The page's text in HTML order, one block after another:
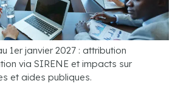
1er janvier 2027 : attribution
via SIRENE et impacts sur
et aides publiques.